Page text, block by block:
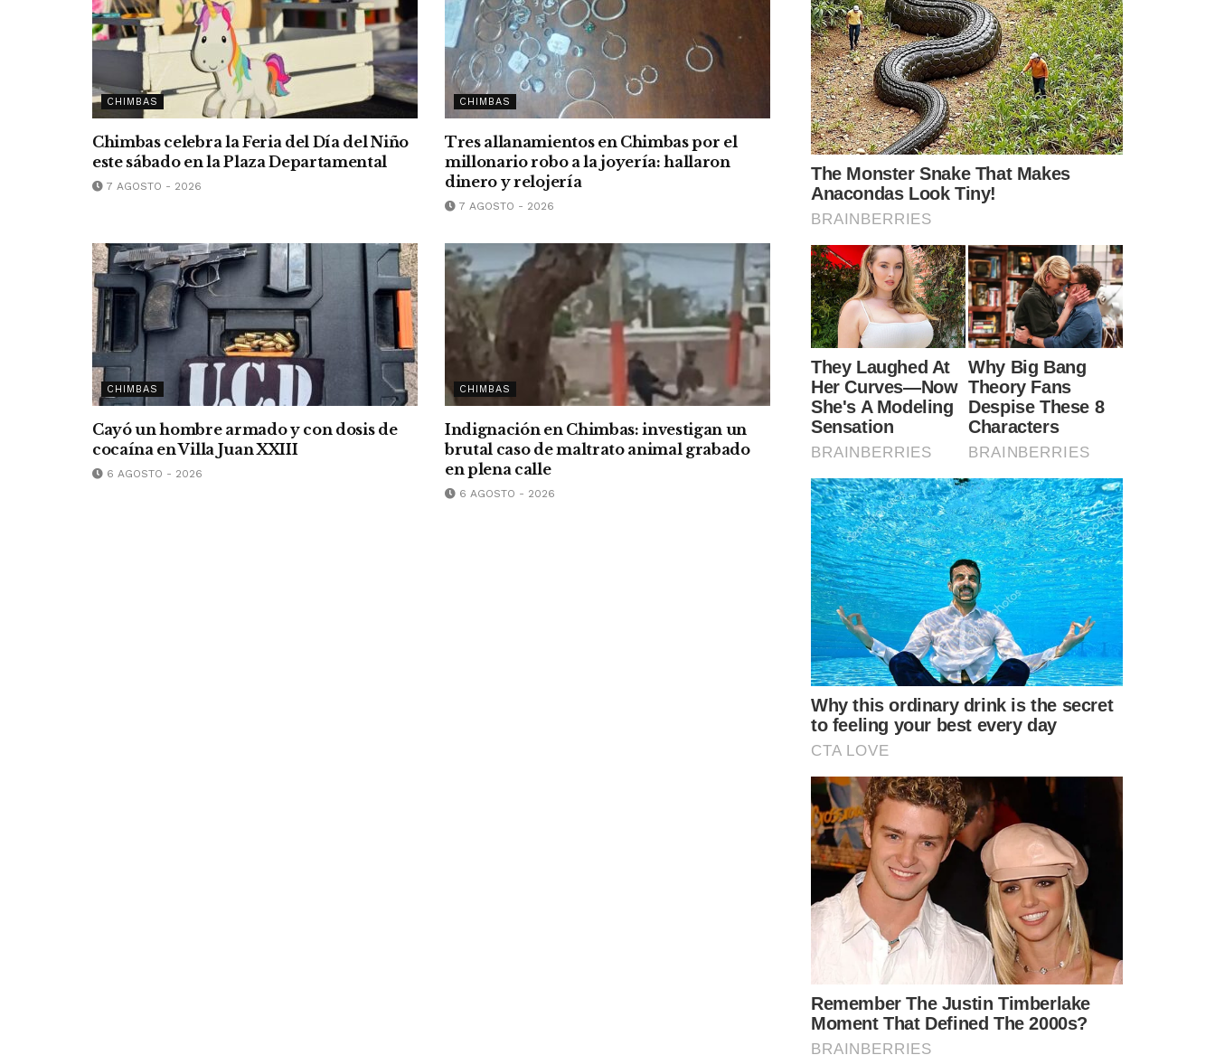
CHIMBAS
Chimbas celebra la Feria del Día del Niño
este sábado en la Plaza Departamental
7 AGOSTO - 2026
CHIMBAS
Tres allanamientos en Chimbas por el
millonario robo a la joyería: hallaron
dinero y relojería
7 AGOSTO - 2026
CHIMBAS
Cayó un hombre armado y con dosis de
cocaína en Villa Juan XXIII
6 AGOSTO - 2026
CHIMBAS
Indignación en Chimbas: investigan un
brutal caso de maltrato animal grabado
en plena calle
6 AGOSTO - 2026